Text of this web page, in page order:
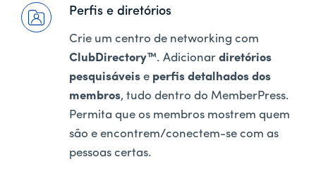
Perfis e diretórios
Crie um centro de networking com
ClubDirectory™. Adicionar diretórios
pesquisáveis e perfis detalhados dos
membros, tudo dentro do MemberPress.
Permita que os membros mostrem quem
são e encontrem/conectem-se com as
pessoas certas.